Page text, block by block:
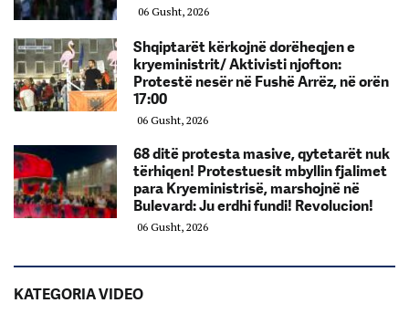
06 Gusht, 2026
Shqiptarët kërkojnë dorëheqjen e
kryeministrit/ Aktivisti njofton:
Protestë nesër në Fushë Arrëz, në orën
17:00
06 Gusht, 2026
68 ditë protesta masive, qytetarët nuk
tërhiqen! Protestuesit mbyllin fjalimet
para Kryeministrisë, marshojnë në
Bulevard: Ju erdhi fundi! Revolucion!
06 Gusht, 2026
KATEGORIA VIDEO